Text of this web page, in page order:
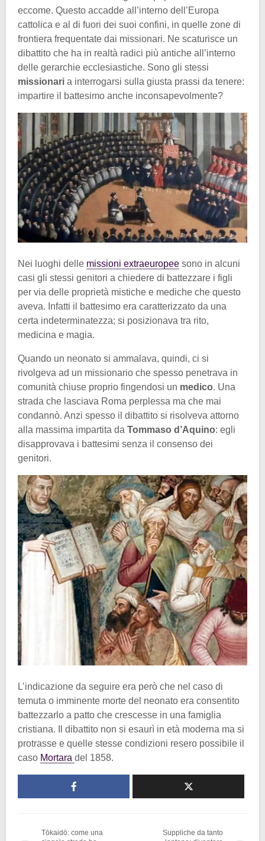
eccome. Questo accadde all’interno dell’Europa
cattolica e al di fuori dei suoi confini, in quelle zone di
frontiera frequentate dai missionari. Ne scaturisce un
dibattito che ha in realtà radici più antiche all’interno
delle gerarchie ecclesiastiche. Sono gli stessi
missionari a interrogarsi sulla giusta prassi da tenere:
impartire il battesimo anche inconsapevolmente?
Nei luoghi delle missioni extraeuropee sono in alcuni
casi gli stessi genitori a chiedere di battezzare i figli
per via delle proprietà mistiche e mediche che questo
aveva. Infatti il battesimo era caratterizzato da una
certa indeterminatezza; si posizionava tra rito,
medicina e magia.
Quando un neonato si ammalava, quindi, ci si
rivolgeva ad un missionario che spesso penetrava in
comunità chiuse proprio fingendosi un medico. Una
strada che lasciava Roma perplessa ma che mai
condannò. Anzi spesso il dibattito si risolveva attorno
alla massima impartita da Tommaso d’Aquino: egli
disapprovava i battesimi senza il consenso dei
genitori.
L’indicazione da seguire era però che nel caso di
temuta o imminente morte del neonato era consentito
battezzarlo a patto che crescesse in una famiglia
cristiana. Il dibattito non si esaurì in età moderna ma si
protrasse e quelle stesse condizioni resero possibile il
caso Mortara del 1858.
Tōkaidō: come una
Suppliche da tanto